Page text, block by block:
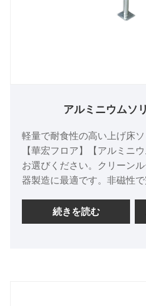
アルミニウムソ
軽量で耐食性の高い上げ床ソ
【華宏フロア】【アルミニ
お選びください。クリーン
器製造に最適です。非磁性
りのトラップや静電気のリ
す。信頼性の高い長期的な
続きを読む